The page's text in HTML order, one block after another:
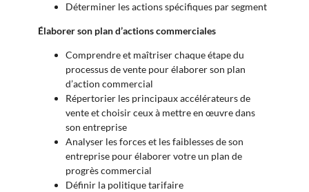
Déterminer les actions spécifiques par segment
Élaborer son plan d’actions commerciales
Comprendre et maîtriser chaque étape du
processus de vente pour élaborer son plan
d’action commercial
Répertorier les principaux accélérateurs de
vente et choisir ceux à mettre en œuvre dans
son entreprise
Analyser les forces et les faiblesses de son
entreprise pour élaborer votre un plan de
progrès commercial
Définir la politique tarifaire